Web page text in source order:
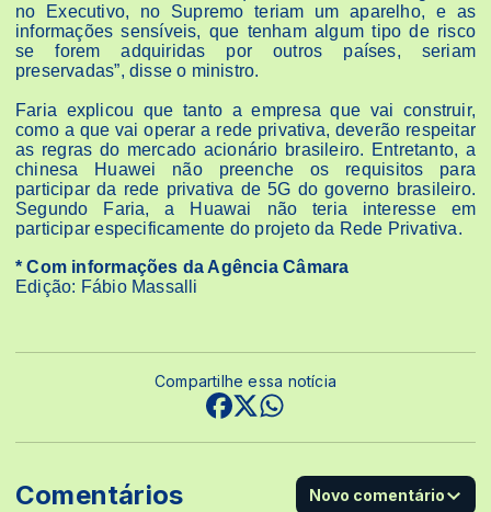
no Executivo, no Supremo teriam um aparelho, e as
informações sensíveis, que tenham algum tipo de risco
se forem adquiridas por outros países, seriam
preservadas”, disse o ministro.
Faria explicou que tanto a empresa que vai construir,
como a que vai operar a rede privativa, deverão respeitar
as regras do mercado acionário brasileiro. Entretanto, a
chinesa Huawei não preenche os requisitos para
participar da rede privativa de 5G do governo brasileiro.
Segundo Faria, a Huawai não teria interesse em
participar especificamente do projeto da Rede Privativa.
* Com informações da Agência Câmara
Edição: Fábio Massalli
Compartilhe essa notícia
Comentários Novo comentário